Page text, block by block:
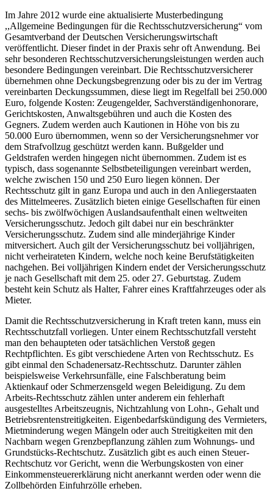
Im Jahre 2012 wurde eine aktualisierte Musterbedingung
,,Allgemeine Bedingungen für die Rechtsschutzversicherung“ vom
Gesamtverband der Deutschen Versicherungswirtschaft
veröffentlicht. Dieser findet in der Praxis sehr oft Anwendung. Bei
sehr besonderen Rechtsschutzversicherungsleistungen werden auch
besondere Bedingungen vereinbart. Die Rechtsschutzversicherer
übernehmen ohne Deckungsbegrenzung oder bis zu der im Vertrag
vereinbarten Deckungssummen, diese liegt im Regelfall bei 250.000
Euro, folgende Kosten: Zeugengelder, Sachverständigenhonorare,
Gerichtskosten, Anwaltsgebühren und auch die Kosten des
Gegners. Zudem werden auch Kautionen in Höhe von bis zu
50.000 Euro übernommen, wenn so der Versicherungsnehmer vor
dem Strafvollzug geschützt werden kann. Bußgelder und
Geldstrafen werden hingegen nicht übernommen. Zudem ist es
typisch, dass sogenannte Selbstbeteiligungen vereinbart werden,
welche zwischen 150 und 250 Euro liegen können. Der
Rechtsschutz gilt in ganz Europa und auch in den Anliegerstaaten
des Mittelmeeres. Zusätzlich bieten einige Gesellschaften für einen
sechs- bis zwölfwöchigen Auslandsaufenthalt einen weltweiten
Versicherungsschutz. Jedoch gilt dabei nur ein beschränkter
Versicherungsschutz. Zudem sind alle minderjährige Kinder
mitversichert. Auch gilt der Versicherungsschutz bei volljährigen,
nicht verheirateten Kindern, welche noch keine Berufstätigkeiten
nachgehen. Bei volljährigen Kindern endet der Versicherungsschutz
je nach Gesellschaft mit dem 25. oder 27. Geburtstag. Zudem
besteht kein Schutz als Halter, Fahrer eines Kraftfahrzeuges oder als
Mieter.
Damit die Rechtsschutzversicherung in Kraft treten kann, muss ein
Rechtsschutzfall vorliegen. Unter einem Rechtsschutzfall versteht
man den behaupteten oder tatsächlichen Verstoß gegen
Rechtpflichten. Es gibt verschiedene Arten von Rechtsschutz. Es
gibt einmal den Schadenersatz-Rechtsschutz. Darunter zählen
beispielsweise Verkehrsunfälle, eine Falschberatung beim
Aktienkauf oder Schmerzensgeld wegen Beleidigung. Zu dem
Arbeits-Rechtsschutz zählen unter anderem ein fehlerhaft
ausgestelltes Arbeitszeugnis, Nichtzahlung von Lohn-, Gehalt und
Betriebsrentenstreitigkeiten. Eigenbedarfskündigung des Vermieters,
Mietminderung wegen Mängeln oder auch Streitigkeiten mit den
Nachbarn wegen Grenzbepflanzung zählen zum Wohnungs- und
Grundstücks-Rechtschutz. Zusätzlich gibt es auch einen Steuer-
Rechtschutz vor Gericht, wenn die Werbungskosten von einer
Einkommensteuererklärung nicht anerkannt werden oder wenn die
Zollbehörden Einfuhrzölle erheben.